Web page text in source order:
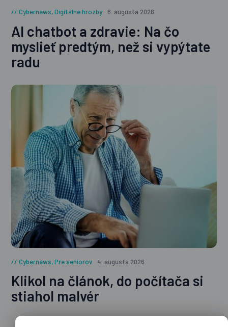
Cybernews,Digitálne hrozby 6. augusta 2026
AI chatbot a zdravie: Na čo
myslieť predtým, než si vypýtate
radu
Cybernews,Pre seniorov 4. augusta 2026
Klikol na článok, do počítača si
stiahol malvér